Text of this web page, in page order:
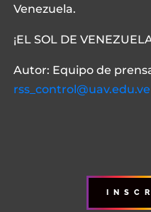
Venezuela.
¡EL SOL DE
Autor: Equipo de
rss_control@uav.edu.ve
I N S C